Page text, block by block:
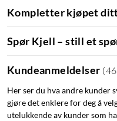
Se, hør og snakk med
hjemme, og med toveis
Kompletter kjøpet
Spør Kjell – still et
Kundeanmeldelser (46
Her ser du hva andre kunder
gjøre det enklere for deg å
utelukkende av kunder som